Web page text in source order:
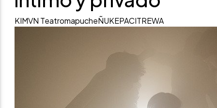
KIMVN TeatromapucheÑUKEPACITREWA